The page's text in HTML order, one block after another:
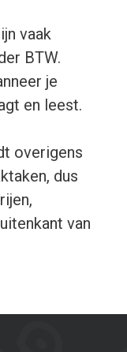
vaak
BTW.
je
en leest.
overigens
dus
van